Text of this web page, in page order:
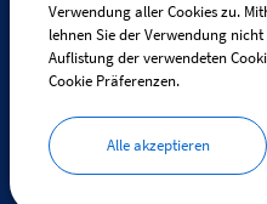
Telefon:+49 (0) 83 35 / 280
Telefax: +49 (0) 83 35 / 90
E-Mail:pless@vg-boos.de
BayernPortal - Sicherer
Verwendung aller Cookies zu.
lehnen Sie der Verwendung
Auflistung der verwendeten
Cookie Präferenzen.
Alle akzeptieren